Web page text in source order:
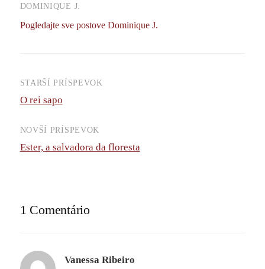
DOMINIQUE J.
Pogledajte sve postove Dominique J.
Navigácia
príspevkov
STARŠÍ PRÍSPEVOK
O rei sapo
NOVŠÍ PRÍSPEVOK
Ester, a salvadora da floresta
1 Comentário
Vanessa Ribeiro